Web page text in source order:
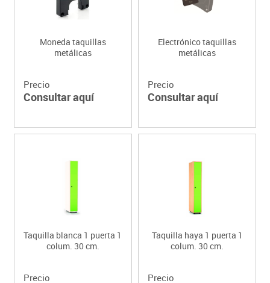
Moneda taquillas
metálicas
Precio
Consultar aquí
Electrónico taquillas
metálicas
Precio
Consultar aquí
Taquilla blanca 1 puerta 1
colum. 30 cm.
Precio
Taquilla haya 1 puerta 1
colum. 30 cm.
Precio